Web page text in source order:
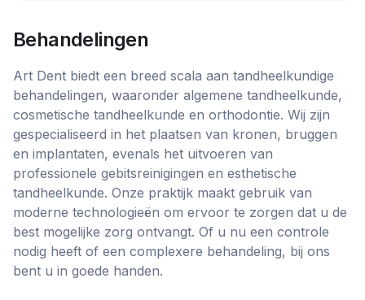
Behandelingen
Art Dent biedt een breed scala aan tandheelkundige
behandelingen, waaronder algemene tandheelkunde,
cosmetische tandheelkunde en orthodontie. Wij zijn
gespecialiseerd in het plaatsen van kronen, bruggen
en implantaten, evenals het uitvoeren van
professionele gebitsreinigingen en esthetische
tandheelkunde. Onze praktijk maakt gebruik van
moderne technologieën om ervoor te zorgen dat u de
best mogelijke zorg ontvangt. Of u nu een controle
nodig heeft of een complexere behandeling, bij ons
bent u in goede handen.